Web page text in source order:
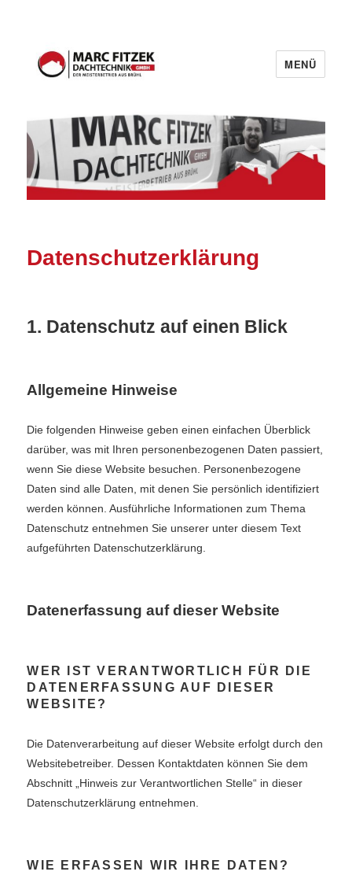
Fitzek Dachtechnik GmbH
MENÜ
Datenschutz­erklärung
1. Datenschutz auf einen Blick
Allgemeine Hinweise
Die folgenden Hinweise geben einen einfachen Überblick
darüber, was mit Ihren personenbezogenen Daten passiert,
wenn Sie diese Website besuchen. Personenbezogene
Daten sind alle Daten, mit denen Sie persönlich identifiziert
werden können. Ausführliche Informationen zum Thema
Datenschutz entnehmen Sie unserer unter diesem Text
aufgeführten Datenschutzerklärung.
Datenerfassung auf dieser Website
WER IST VERANTWORTLICH FÜR DIE
DATENERFASSUNG AUF DIESER
WEBSITE?
Die Datenverarbeitung auf dieser Website erfolgt durch den
Websitebetreiber. Dessen Kontaktdaten können Sie dem
Abschnitt „Hinweis zur Verantwortlichen Stelle“ in dieser
Datenschutzerklärung entnehmen.
WIE ERFASSEN WIR IHRE DATEN?